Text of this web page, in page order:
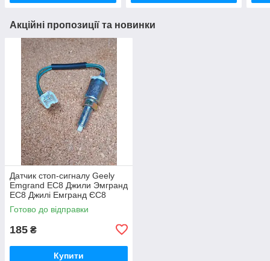
Акційні пропозиції та новинки
Датчик стоп-сигналу Geely
Emgrand EC8 Джили Эмгранд
ЕС8 Джилі Емгранд ЄС8
Готово до відправки
185 ₴
Купити